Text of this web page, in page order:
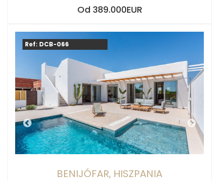
Od 389.000EUR
Ref: DCB-066
BENIJÓFAR, HISZPANIA